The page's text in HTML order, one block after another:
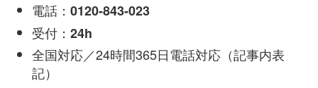
電話： 0120-843-023
受付： 24h
全国対応／24時間365日電話対応（記事内表
記）